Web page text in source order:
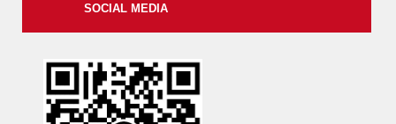
SOCIAL MEDIA